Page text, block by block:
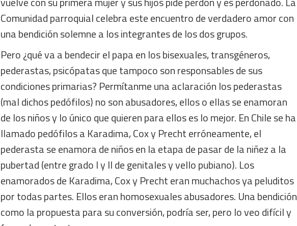
Comunidad parroquial celebra este encuentro de verdadero amor con
una bendición solemne a los integrantes de los dos grupos.
Pero ¿qué va a bendecir el papa en los bisexuales, transgéneros,
pederastas, psicópatas que tampoco son responsables de sus
condiciones primarias? Permítanme una aclaración los pederastas
(mal dichos pedófilos) no son abusadores, ellos o ellas se enamoran
de los niños y lo único que quieren para ellos es lo mejor. En Chile se ha
llamado pedófilos a Karadima, Cox y Precht erróneamente, el
pederasta se enamora de niños en la etapa de pasar de la niñez a la
pubertad (entre grado I y II de genitales y vello pubiano). Los
enamorados de Karadima, Cox y Precht eran muchachos ya peluditos
por todas partes. Ellos eran homosexuales abusadores. Una bendición
como la propuesta para su conversión, podría ser, pero lo veo difícil y